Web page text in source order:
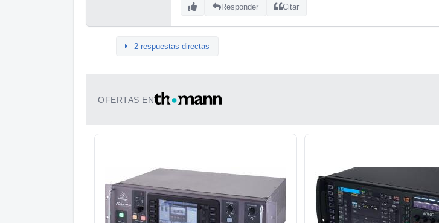
Responder Citar
2 respuestas directas
OFERTAS EN